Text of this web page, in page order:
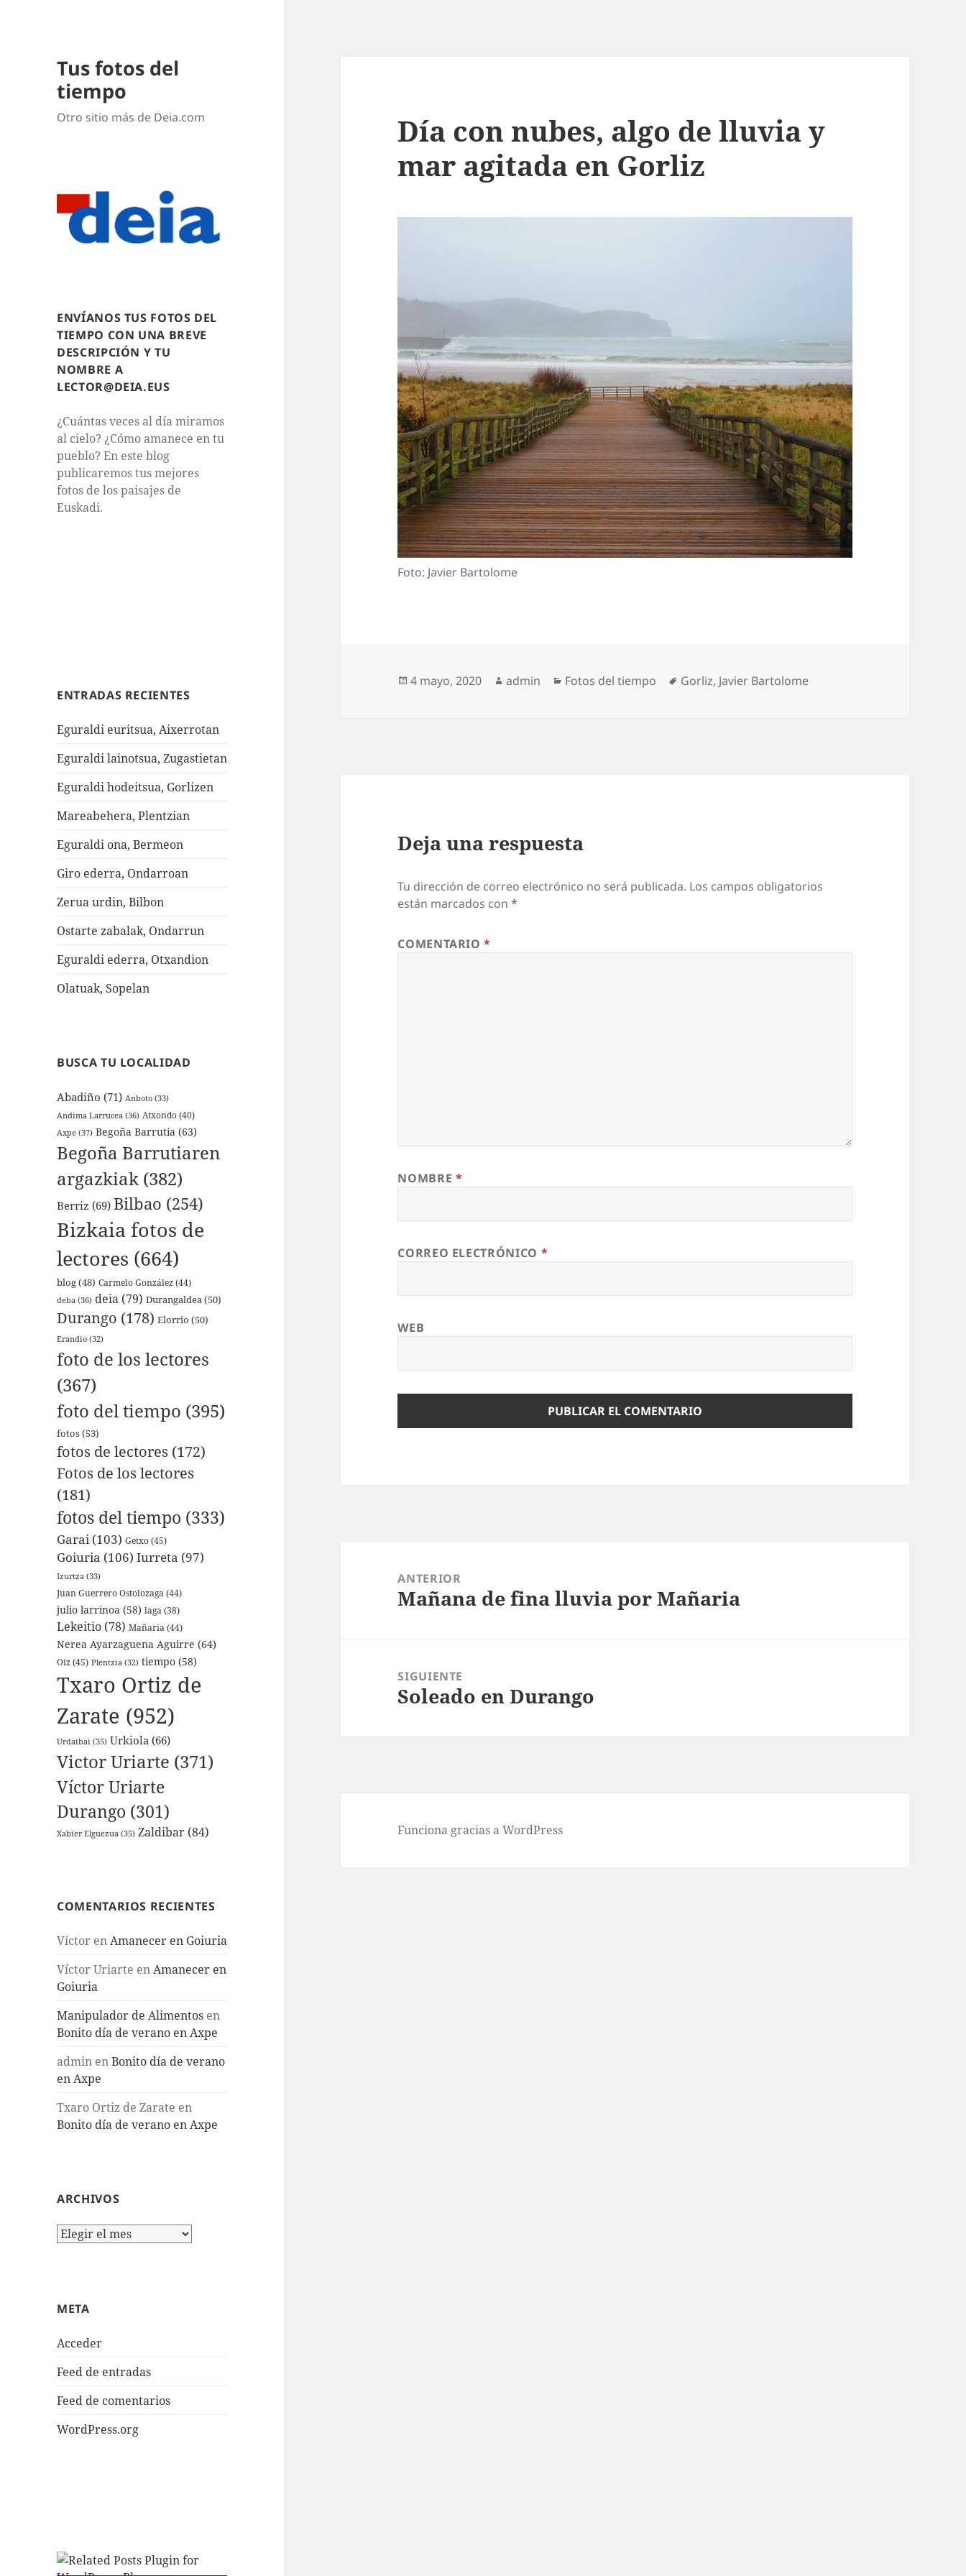
Tus fotos del
tiempo
Otro sitio más de Deia.com
ENVÍANOS TUS FOTOS DEL
TIEMPO CON UNA BREVE
DESCRIPCIÓN Y TU
NOMBRE A
LECTOR@DEIA.EUS
¿Cuántas veces al día miramos
al cielo? ¿Cómo amanece en tu
pueblo? En este blog
publicaremos tus mejores
fotos de los paisajes de
Euskadi.
ENTRADAS RECIENTES
Eguraldi euritsua, Aixerrotan
Eguraldi lainotsua, Zugastietan
Eguraldi hodeitsua, Gorlizen
Mareabehera, Plentzian
Eguraldi ona, Bermeon
Giro ederra, Ondarroan
Zerua urdin, Bilbon
Ostarte zabalak, Ondarrun
Eguraldi ederra, Otxandion
Olatuak, Sopelan
BUSCA TU LOCALIDAD
Abadiño (71) Anboto (33)
Andima Larrucea (36) Atxondo(40)
Axpe (37) Begoña Barrutia (63)
Begoña Barrutiaren
argazkiak (382)
Berriz (69) Bilbao (254)
Bizkaia fotos de
lectores (664)
blog(48) Carmelo González(44)
deba (36) deia (79) Durangaldea(50)
Durango (178) Elorrio (50)
Erandio (32)
foto de los lectores
(367)
foto del tiempo (395)
fotos(53)
fotos de lectores (172)
Fotos de los lectores
(181)
fotos del tiempo (333)
Garai(103) Getxo(45)
Goiuria (106) Iurreta (97)
Izurtza (33)
Juan Guerrero Ostolozaga(44)
julio larrinoa (58) laga (38)
Lekeitio (78) Mañaria(44)
Nerea Ayarzaguena Aguirre (64)
Oiz(45) Plentzia (32) tiempo (58)
Txaro Ortiz de
Zarate (952)
Urdaibai (35) Urkiola (66)
Victor Uriarte (371)
Víctor Uriarte
Durango (301)
Xabier Elguezua (35) Zaldibar (84)
COMENTARIOS RECIENTES
Víctor enAmanecer en Goiuria
Víctor Uriarte enAmanecer en
Goiuria
Manipulador de Alimentos en
Bonito día de verano en Axpe
admin enBonito día de verano
en Axpe
Txaro Ortiz de Zarate en
Bonito día de verano en Axpe
ARCHIVOS
Archivos
META
Acceder
Feed de entradas
Feed de comentarios
WordPress.org
Día con nubes, algo de lluvia y
mar agitada en Gorliz
Foto: Javier Bartolome
Publicado
4 mayo, 2020 Autor
admin Categorías
Fotos del tiempo Etiquetas
Gorliz, Javier Bartolome
Deja una respuesta
Tu dirección de correo electrónico no será publicada. Los campos obligatorios
están marcados con*
COMENTARIO*
NOMBRE *
CORREO ELECTRÓNICO *
WEB
entradas
ANTERIOR
Entrada
Mañana de fina lluvia por Mañaria
SIGUIENTE
Entrada
Soleado en Durango
Funciona gracias a WordPress